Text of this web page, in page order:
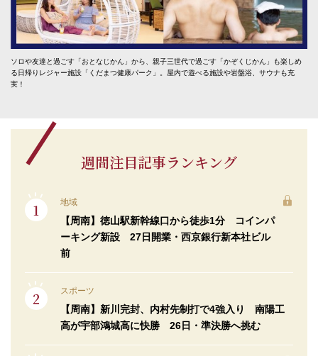
ソロや友達と過ごす「おとなじかん」から、親子三世代で過ごす「かぞくじかん」も楽しめ
る日帰りレジャー施設「くだまつ健康パーク」。屋内で遊べる施設や岩盤浴、サウナも充
実！
週間注目記事ランキング
地域
【周南】徳山駅新幹線口から徒歩1分 コインパ
ーキング新設 27日開業・西京銀行新本社ビル
前
スポーツ
【周南】新川完封、内村先制打で4強入り 南陽工
高が宇部鴻城高に快勝 26日・準決勝へ挑む